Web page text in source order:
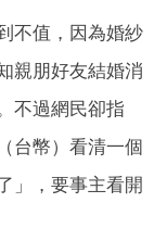
不值，因為婚紗
親朋好友結婚消
不過網民卻指
台幣）看清一個
」，要事主看開